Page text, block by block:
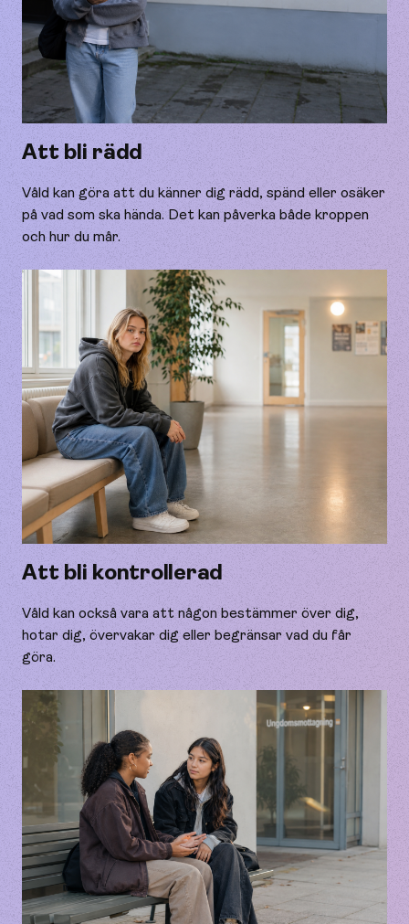
Att bli rädd
Våld kan göra att du känner dig rädd, spänd eller osäker
på vad som ska hända. Det kan påverka både kroppen
och hur du mår.
Att bli kontrollerad
Våld kan också vara att någon bestämmer över dig,
hotar dig, övervakar dig eller begränsar vad du får
göra.